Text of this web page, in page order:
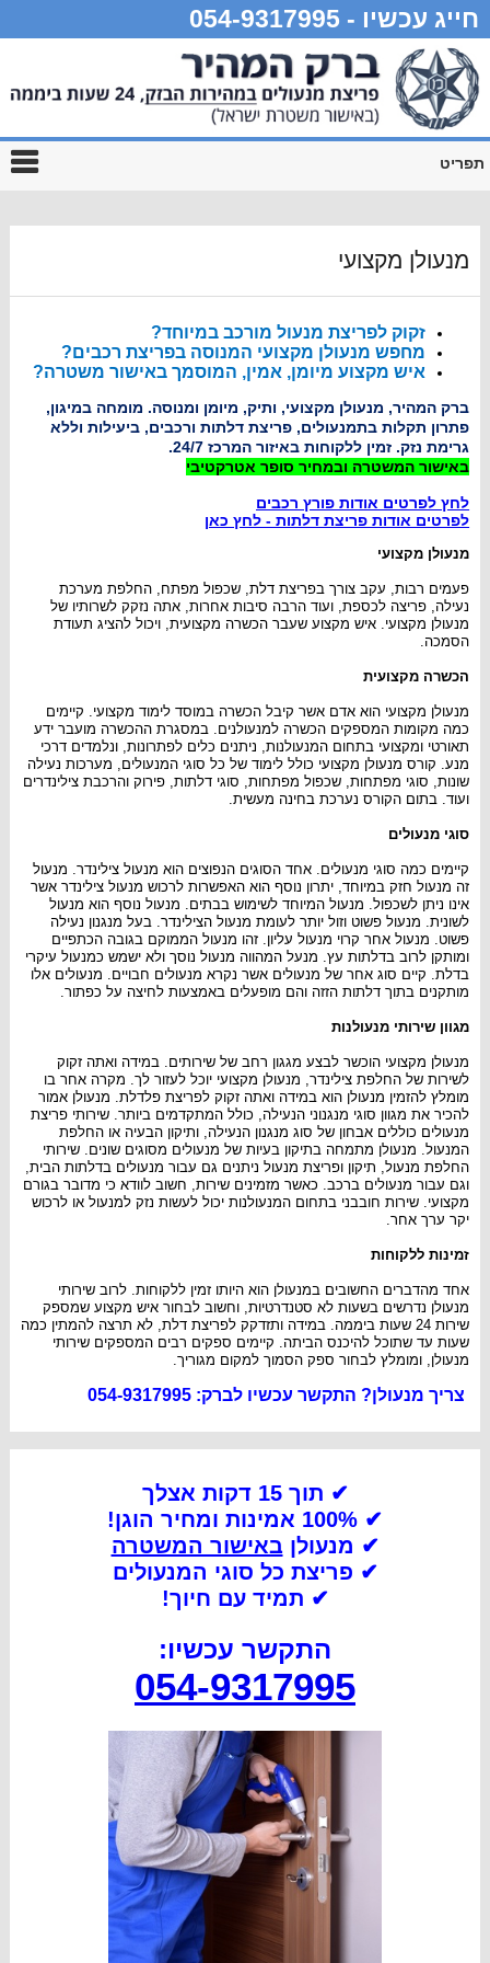
חייג עכשיו - 054-9317995
תפריט
מנעולן מקצועי
זקוק לפריצת מנעול מורכב במיוחד?
מחפש מנעולן מקצועי המנוסה בפריצת רכבים?
איש מקצוע מיומן, אמין, המוסמך באישור משטרה?
ברק המהיר, מנעולן מקצועי, ותיק, מיומן ומנוסה. מומחה במיגון,
פתרון תקלות בתמנעולים, פריצת דלתות ורכבים, ביעילות וללא
גרימת נזק. זמין ללקוחות באיזור המרכז 24/7.
באישור המשטרה ובמחיר סופר אטרקטיבי
לחץ לפרטים אודות פורץ רכבים
לפרטים אודות פריצת דלתות - לחץ כאן
מנעולן מקצועי
פעמים רבות, עקב צורך בפריצת דלת, שכפול מפתח, החלפת מערכת
נעילה, פריצה לכספת, ועוד הרבה סיבות אחרות, אתה נזקק לשרותיו של
מנעולן מקצועי. איש מקצוע שעבר הכשרה מקצועית, ויכול להציג תעודת
הסמכה.
הכשרה מקצועית
מנעולן מקצועי הוא אדם אשר קיבל הכשרה במוסד לימוד מקצועי. קיימים
כמה מקומות המספקים הכשרה למנעולנים. במסגרת ההכשרה מועבר ידע
תאורטי ומקצועי בתחום המנעולנות, ניתנים כלים לפתרונות, ונלמדים דרכי
מנע. קורס מנעולן מקצועי כולל לימוד של כל סוגי המנעולים, מערכות נעילה
שונות, סוגי מפתחות, שכפול מפתחות, סוגי דלתות, פירוק והרכבת צילינדרים
ועוד. בתום הקורס נערכת בחינה מעשית.
סוגי מנעולים
קיימים כמה סוגי מנעולים. אחד הסוגים הנפוצים הוא מנעול צילינדר. מנעול
זה מנעול חזק במיוחד, יתרון נוסף הוא האפשרות לרכוש מנעול צילינדר אשר
אינו ניתן לשכפול. מנעול המיוחד לשימוש בבתים. מנעול נוסף הוא מנעול
לשונית. מנעול פשוט וזול יותר לעומת מנעול הצילינדר. בעל מנגנון נעילה
פשוט. מנעול אחר קרוי מנעול עליון. זהו מנעול הממוקם בגובה הכתפיים
ומותקן לרוב בדלתות עץ. מנעל המהווה מנעול נוסך ולא ישמש כמנעול עיקרי
בדלת. קיים סוג אחר של מנעולים אשר נקרא מנעולים חבויים. מנעולים אלו
מותקנים בתוך דלתות הזזה והם מופעלים באמצעות לחיצה על כפתור.
מגוון שירותי מנעולנות
מנעולן מקצועי הוכשר לבצע מגגון רחב של שירותים. במידה ואתה זקוק
לשירות של החלפת צילינדר, מנעולן מקצועי יוכל לעזור לך. מקרה אחר בו
מומלץ להזמין מנעולן הוא במידה ואתה זקוק לפריצת פלדלת. מנעולן אמור
להכיר את מגוון סוגי מנגנוני הנעילה, כולל המתקדמים ביותר. שירותי פריצת
מנעולים כוללים אבחון של סוג מנגנון הנעילה, ותיקון הבעיה או החלפת
המנעול. מנעולן מתמחה בתיקון בעיות של מנעולים מסוגים שונים. שירותי
החלפת מנעול, תיקון ופריצת מנעול ניתנים גם עבור מנעולים בדלתות הבית,
וגם עבור מנעולים ברכב. כאשר מזמינים שירות, חשוב לוודא כי מדובר בגורם
מקצועי. שירות חובבני בתחום המנעולנות יכול לעשות נזק למנעול או לרכוש
יקר ערך אחר.
זמינות ללקוחות
אחד מהדברים החשובים במנעולן הוא היותו זמין ללקוחות. לרוב שירותי
מנעולן נדרשים בשעות לא סטנדרטיות, וחשוב לבחור איש מקצוע שמספק
שירות 24 שעות ביממה. במידה ותזדקק לפריצת דלת, לא תרצה להמתין כמה
שעות עד שתוכל להיכנס הביתה. קיימים ספקים רבים המספקים שירותי
מנעולן, ומומלץ לבחור ספק הסמוך למקום מגוריך.
צריך מנעולן? התקשר עכשיו לברק: 054-9317995
✔ תוך 15 דקות אצלך
✔ 100% אמינות ומחיר הוגן!
✔ מנעולןבאישור המשטרה
✔ פריצת כל סוגי המנעולים
✔ תמיד עם חיוך!
התקשר עכשיו:
054-9317995